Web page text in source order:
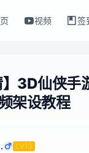
视频 签
】3D仙侠
架设教程
LV13